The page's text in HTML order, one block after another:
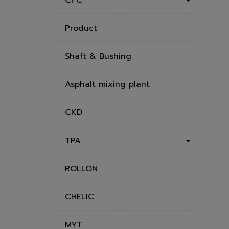
Product
Shaft & Bushing
Asphalt mixing plant
CKD
TPA
ROLLON
CHELIC
MYT